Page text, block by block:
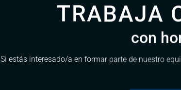
TRABAJA
con
Si estás interesado/a en formar parte de nuestro